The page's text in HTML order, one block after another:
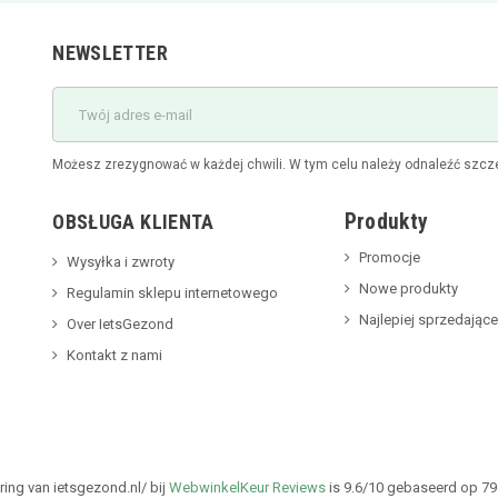
NEWSLETTER
Możesz zrezygnować w każdej chwili. W tym celu należy odnaleźć
OBSŁUGA KLIENTA
Wysyłka i zwroty
Regulamin sklepu internetowego
Over IetsGezond
Kontakt z nami
Produkty
Promocje
Nowe produkty
Najlepiej
van ietsgezond.nl/ bij WebwinkelKeur Reviewsis 9.6/10 gebaseerd op